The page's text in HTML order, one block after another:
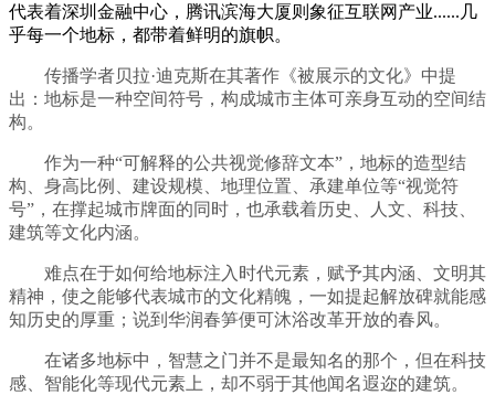
代表着深圳金融中心，腾讯滨海大厦则象征互联网产业......几
乎每一个地标，都带着鲜明的旗帜。
传播学者贝拉·迪克斯在其著作《被展示的文化》中提
出：地标是一种空间符号，构成城市主体可亲身互动的空间结
构。
作为一种“可解释的公共视觉修辞文本”，地标的造型结
构、身高比例、建设规模、地理位置、承建单位等“视觉符
号”，在撑起城市牌面的同时，也承载着历史、人文、科技、
建筑等文化内涵。
难点在于如何给地标注入时代元素，赋予其内涵、文明其
精神，使之能够代表城市的文化精魄，一如提起解放碑就能感
知历史的厚重；说到华润春笋便可沐浴改革开放的春风。
在诸多地标中，智慧之门并不是最知名的那个，但在科技
感、智能化等现代元素上，却不弱于其他闻名遐迩的建筑。